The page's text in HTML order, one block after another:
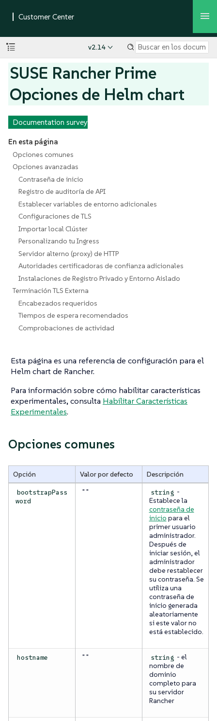
v2.14
SUSE Rancher Prime
Opciones de Helm chart
Documentation survey
En esta página
Opciones comunes
Opciones avanzadas
Contraseña de inicio
Registro de auditoría de API
Establecer variables de entorno adicionales
Configuraciones de TLS
Importar local Clúster
Personalizando tu Ingress
Servidor alterno (proxy) de HTTP
Autoridades certificadoras de confianza adicionales
Instalaciones de Registro Privado y Entorno Aislado
Terminación TLS Externa
Encabezados requeridos
Tiempos de espera recomendados
Comprobaciones de actividad
Esta página es una referencia de configuración para el
Helm chart de Rancher.
Para información sobre cómo habilitar características
experimentales, consulta Habilitar Características
Experimentales.
Opciones comunes
Opción Valor por defecto Descripción
bootstrapPass
word
" " string -
Establece la
contraseña de
inicio para el
primer usuario
administrador.
Después de
iniciar sesión, el
administrador
debe restablecer
su contraseña. Se
utiliza una
contraseña de
inicio generada
aleatoriamente
si este valor no
está establecido.
hostname " " string - el
nombre de
dominio
completo para
su servidor
Rancher